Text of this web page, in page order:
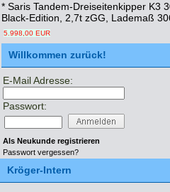
* Saris Tandem-Dreiseitenkipper K3
Black-Edition, 2,7t zGG, Lademaß
5.998,00 EUR
Willkommen zurück!
E-Mail Adresse:
Passwort:
Als Neukunde registrieren
Passwort vergessen?
Kröger-Intern